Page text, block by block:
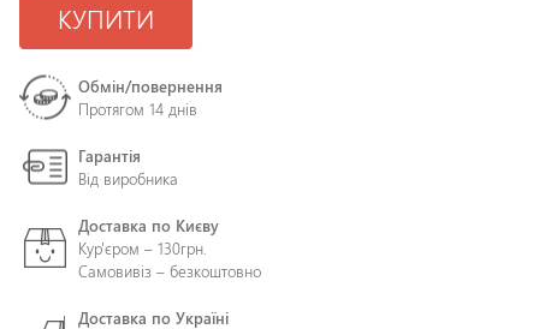
КУПИТИ
Обмін/повернення
Протягом 14 днів
Гарантія
Від виробника
Доставка по Києву
Кур'єром – 130грн.
Самовивіз – безкоштовно
Доставка по Україні